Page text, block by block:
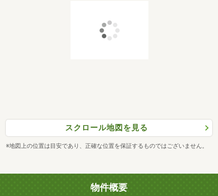
スクロール地図を見る
※地図上の位置は目安であり、正確な位置を保証するものではございません。
物件概要